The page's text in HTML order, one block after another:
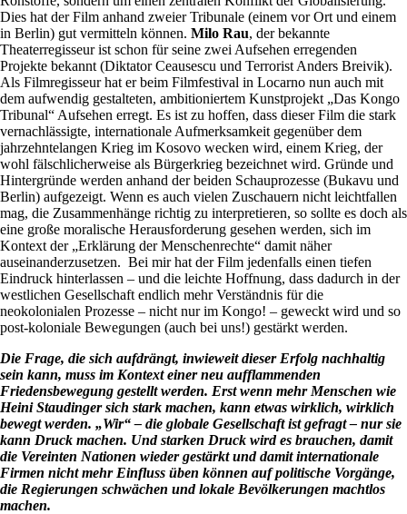
Dies hat der Film anhand zweier Tribunale (einem vor Ort und einem
in Berlin) gut vermitteln können. Milo Rau, der bekannte
Theaterregisseur ist schon für seine zwei Aufsehen erregenden
Projekte bekannt (Diktator Ceausescu und Terrorist Anders Breivik).
Als Filmregisseur hat er beim Filmfestival in Locarno nun auch mit
dem aufwendig gestalteten, ambitioniertem Kunstprojekt „Das Kongo
Tribunal“ Aufsehen erregt. Es ist zu hoffen, dass dieser Film die stark
vernachlässigte, internationale Aufmerksamkeit gegenüber dem
jahrzehntelangen Krieg im Kosovo wecken wird, einem Krieg, der
wohl fälschlicherweise als Bürgerkrieg bezeichnet wird. Gründe und
Hintergründe werden anhand der beiden Schauprozesse (Bukavu und
Berlin) aufgezeigt. Wenn es auch vielen Zuschauern nicht leichtfallen
mag, die Zusammenhänge richtig zu interpretieren, so sollte es doch als
eine große moralische Herausforderung gesehen werden, sich im
Kontext der „Erklärung der Menschenrechte“ damit näher
auseinanderzusetzen. Bei mir hat der Film jedenfalls einen tiefen
Eindruck hinterlassen – und die leichte Hoffnung, dass dadurch in der
westlichen Gesellschaft endlich mehr Verständnis für die
neokolonialen Prozesse – nicht nur im Kongo! – geweckt wird und so
post-koloniale Bewegungen (auch bei uns!) gestärkt werden.
Die Frage, die sich aufdrängt, inwieweit dieser Erfolg nachhaltig
sein kann, muss im Kontext einer neu aufflammenden
Friedensbewegung gestellt werden. Erst wenn mehr Menschen wie
Heini Staudinger sich stark machen, kann etwas wirklich, wirklich
bewegt werden. „Wir“ – die globale Gesellschaft ist gefragt – nur sie
kann Druck machen. Und starken Druck wird es brauchen, damit
die Vereinten Nationen wieder gestärkt und damit internationale
Firmen nicht mehr Einfluss üben können auf politische Vorgänge,
die Regierungen schwächen und lokale Bevölkerungen machtlos
machen.